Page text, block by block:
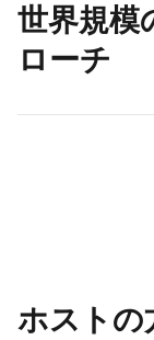
世界規模
ローチ
新しいユーザ
ホストの